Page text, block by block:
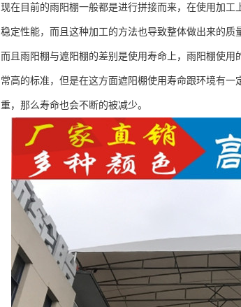
现在目前的雨阳棚一般都是进行拼接而来，在使用加
稳定性能，而且这种加工的方法也导致整体做出来的质
而且雨阳棚与遮阳棚的差别是使用寿命上，雨阳棚使
常高的标准，但是在这方面遮阳棚使用寿命跟环境有
重，那么寿命也会不断的被减少。